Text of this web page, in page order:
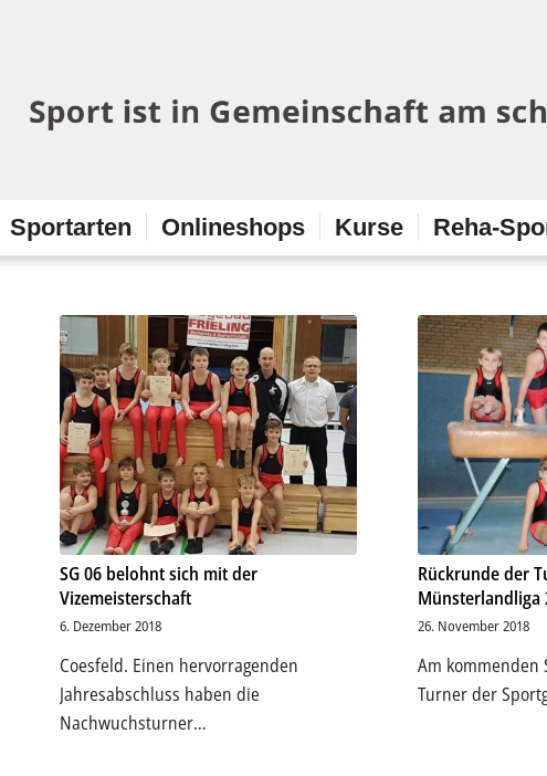
Sportarten Onlineshops Kurse Reha-
SG 06 belohnt sich mit der
Vizemeisterschaft
6. Dezember 2018
Coesfeld. Einen hervorragenden
Jahresabschluss haben die
Nachwuchsturner…
Rückrunde der
Münsterlandliga
26. November 2018
Am kommenden
Turner der